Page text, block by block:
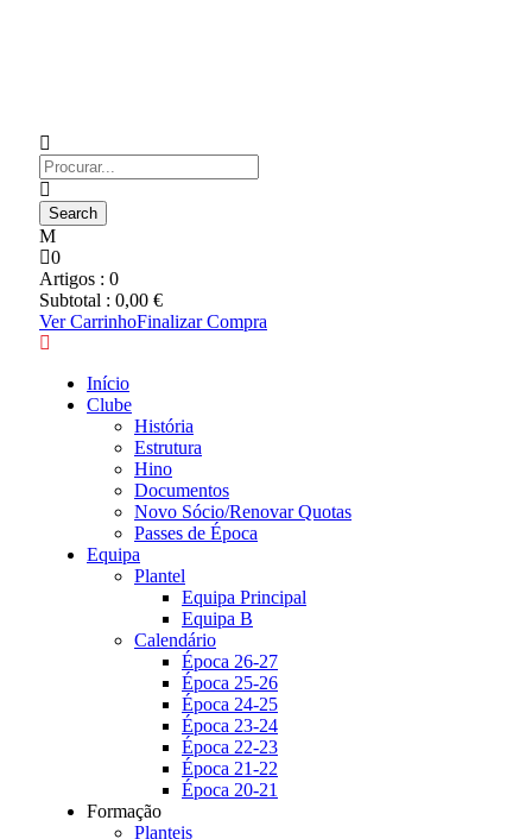
0
Artigos : 0
Subtotal : 0,00 €
Ver CarrinhoFinalizar Compra
Início
Clube
História
Estrutura
Hino
Documentos
Novo Sócio/Renovar Quotas
Passes de Época
Equipa
Plantel
Equipa Principal
Equipa B
Calendário
Época 26-27
Época 25-26
Época 24-25
Época 23-24
Época 22-23
Época 21-22
Época 20-21
Formação
Planteis